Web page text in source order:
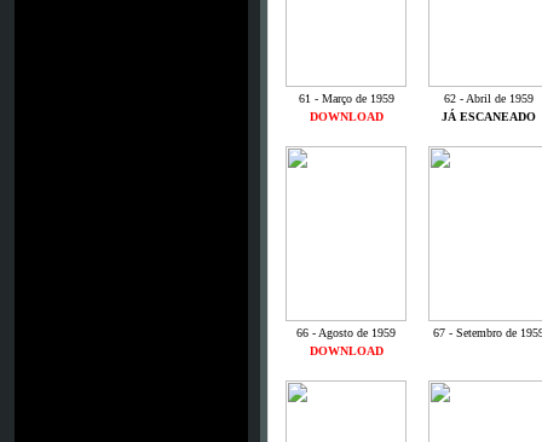
61 - Março de 1959
62 - Abril de 1959
DOWNLOAD
JÁ ESCANEADO
66 - Agosto de 1959
67 - Setembro de
DOWNLOAD